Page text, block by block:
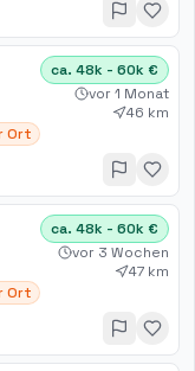
Ort
ca. 48k - 60k €
vor 1 Monat
46 km
Ort
ca. 48k - 60k €
vor 3 Wochen
47 km